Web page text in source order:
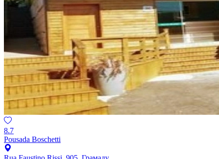
8.7
Pousada Boschetti